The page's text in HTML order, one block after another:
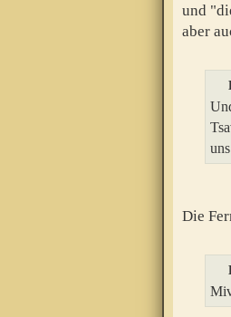
und
aber
Die